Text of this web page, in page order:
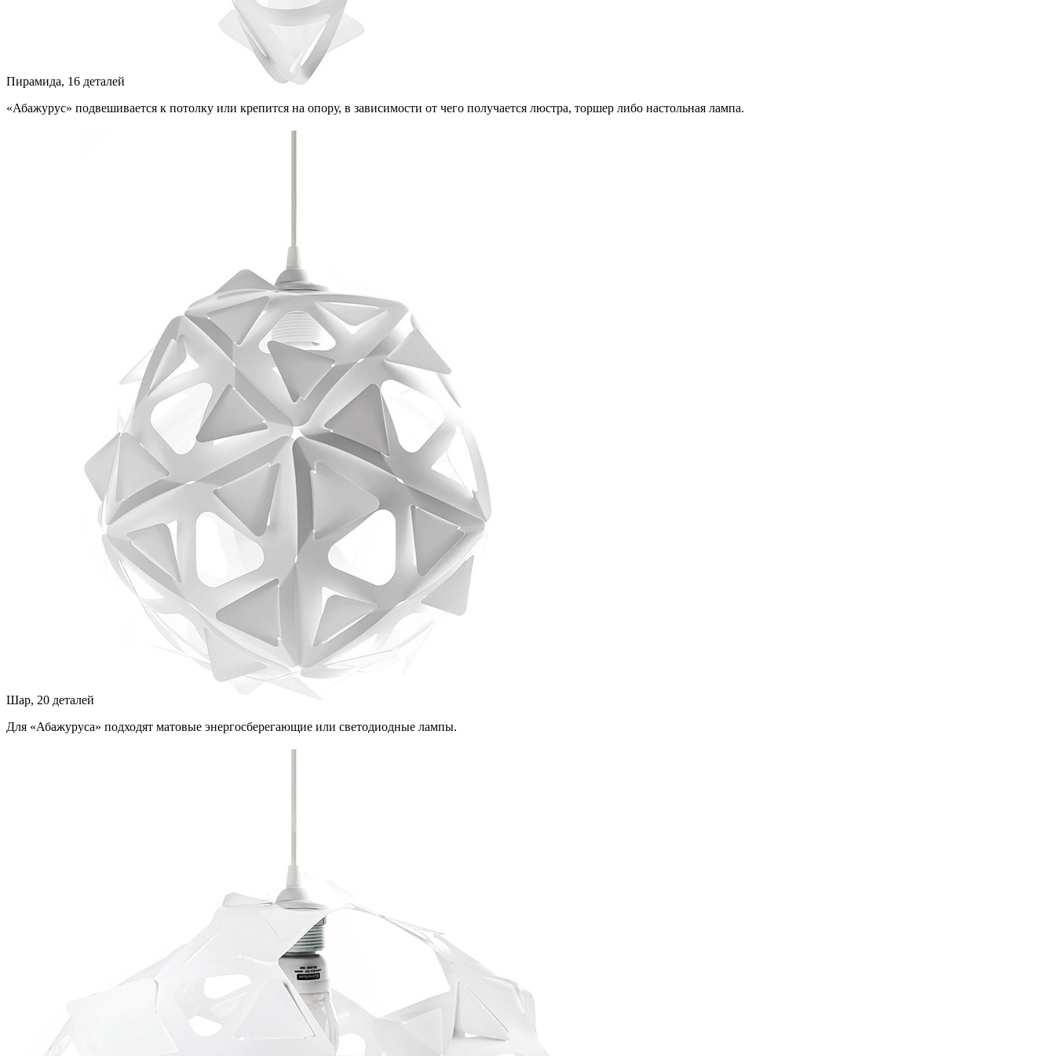
Пирамида, 16 деталей
«Абажурус» подвешивается к потолку или крепится на опору, в зависимости от чего получается люстра, торшер либо настольная лампа.
Шар, 20 деталей
Для «Абажуруса» подходят матовые энергосберегающие или светодиодные лампы.